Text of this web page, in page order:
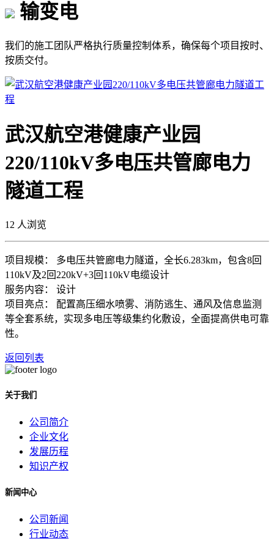
输变电
我们的施工团队严格执行质量控制体系，确保每个项目按时、
按质交付。
武汉航空港健康产业园
220/110kV多电压共管廊电力
隧道工程
12 人浏览
项目规模： 多电压共管廊电力隧道，全长6.283km，包含8回
110kV及2回220kV+3回110kV电缆设计
服务内容： 设计
项目亮点： 配置高压细水喷雾、消防逃生、通风及信息监测
等全套系统，实现多电压等级集约化敷设，全面提高供电可靠
性。
返回列表
关于我们
公司简介
企业文化
发展历程
知识产权
新闻中心
公司新闻
行业动态